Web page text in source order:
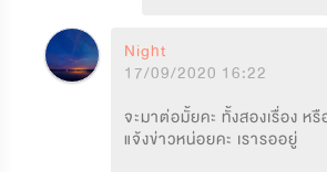
Night
17/09/2020 16:22
จะมาต่อมั้ยคะ ทั้งสองเรื่อง ห
แจ้งข่าวหน่อยคะ เรารออยู่